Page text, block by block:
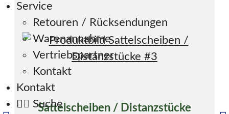
Service
Retouren / Rücksendungen
Warenannahme
Vertriebspartner
Kontakt
Kontakt
Suche
Sattelscheiben / Distanzstücke